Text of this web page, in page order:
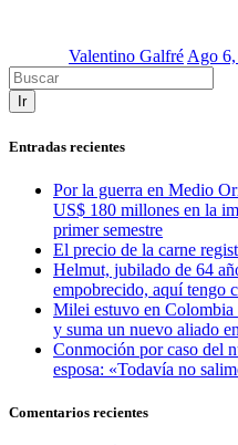
Valentino GalfréAgo
Ir
Entradas recientes
Por la guerra en Medio
US$ 180 millones en la
primer semestre
El precio de la carne
Helmut, jubilado de 64
empobrecido, aquí tengo
Milei estuvo en Colombia
y suma un nuevo aliado
Conmoción por caso del
esposa: «Todavía no
Comentarios recientes